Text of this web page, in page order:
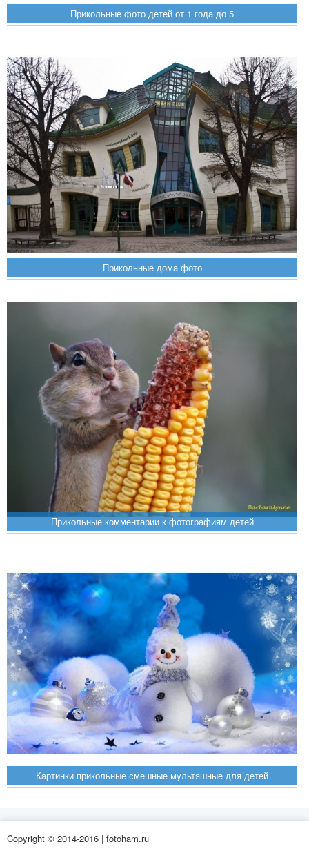
Прикольные фото детей от 1 года до 5
Прикольные дома фото
Прикольные комментарии к фотографиям детей
Картинки прикольные смешные мультяшные для детей
Copyright © 2014-2016 | fotoham.ru